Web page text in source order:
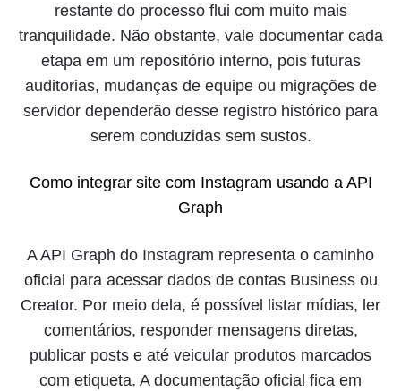
restante do processo flui com muito mais
tranquilidade. Não obstante, vale documentar cada
etapa em um repositório interno, pois futuras
auditorias, mudanças de equipe ou migrações de
servidor dependerão desse registro histórico para
serem conduzidas sem sustos.
Como integrar site com Instagram usando a API
Graph
A API Graph do Instagram representa o caminho
oficial para acessar dados de contas Business ou
Creator. Por meio dela, é possível listar mídias, ler
comentários, responder mensagens diretas,
publicar posts e até veicular produtos marcados
com etiqueta. A documentação oficial fica em